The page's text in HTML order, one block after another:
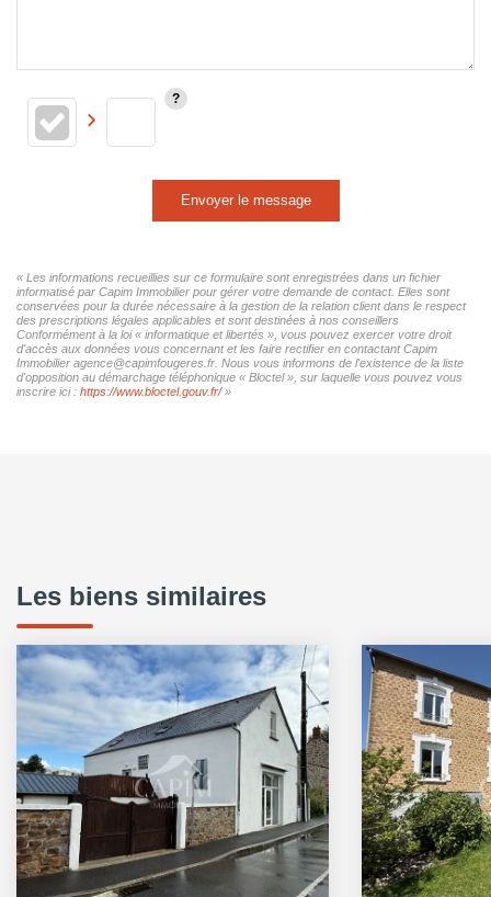
Envoyer le message
« Les informations recueillies sur ce formulaire sont enregistrées dans un fichier
informatisé par Capim Immobilier pour gérer votre demande de contact. Elles sont
conservées pour la durée nécessaire à la gestion de la relation client dans le respect
des prescriptions légales applicables et sont destinées à nos conseillers
Conformément à la loi « informatique et libertés », vous pouvez exercer votre droit
d'accès aux données vous concernant et les faire rectifier en contactant Capim
Immobilier agence@capimfougeres.fr. Nous vous informons de l'existence de la liste
d'opposition au démarchage téléphonique « Bloctel », sur laquelle vous pouvez vous
inscrire ici : https://www.bloctel.gouv.fr/»
Les biens similaires